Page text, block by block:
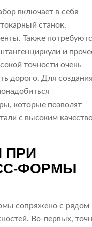
включает в себя
станок,
Также
и
точности очень
дорого. Для создания
которые позволят
с высоким
ПРИ
ФОРМЫ
сопряжено с рядом
Во-первых,